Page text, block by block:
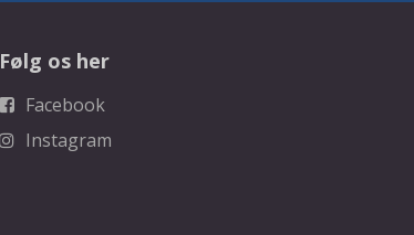
Følg os her
Facebook
Instagram